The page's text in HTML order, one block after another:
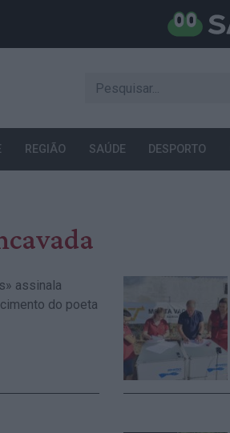
REGIÃO SAÚDE DESPORTO
assinala
do poeta